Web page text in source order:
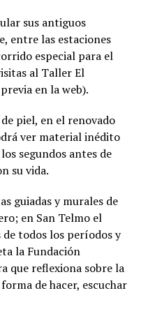
sus antiguos
entre las estaciones
especial para el
al Taller El
en la web).
piel, en el renovado
ver material inédito
segundos antes de
su vida.
guiadas y murales de
en San Telmo el
todos los períodos y
la Fundación
que reflexiona sobre la
de hacer, escuchar